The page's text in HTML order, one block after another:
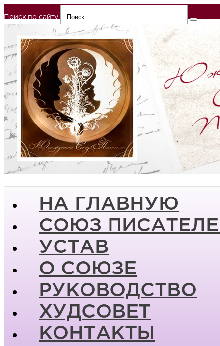
Поиск по сайту
НА ГЛАВНУЮ
СОЮЗ
УСТАВ
О СОЮЗЕ
РУКОВОДСТВО
ХУДСОВЕТ
КОНТАКТЫ